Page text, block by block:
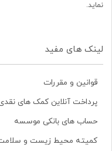
نماید.
لینک های مفید
قوانین و مقررات
پرداخت آنلاین کمک های
حساب های بانکی موسسه
کمیته محیط زیست و